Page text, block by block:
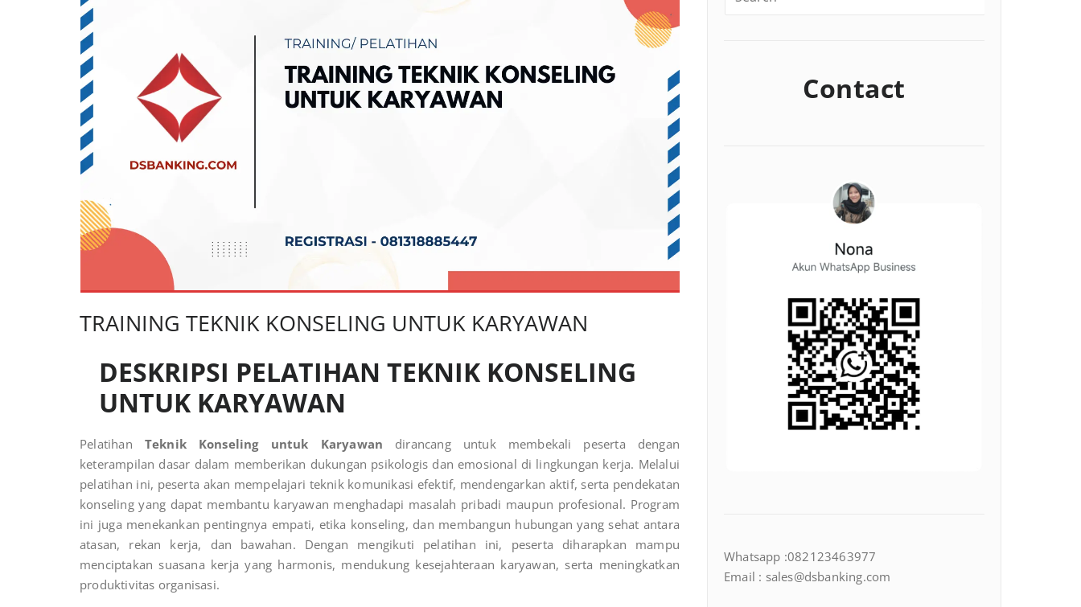
TRAINING TEKNIK KONSELING UNTUK KARYAWAN
DESKRIPSI PELATIHAN TEKNIK KONSELING
UNTUK KARYAWAN
Pelatihan Teknik Konseling untuk Karyawan dirancang untuk membekali peserta dengan
keterampilan dasar dalam memberikan dukungan psikologis dan emosional di lingkungan kerja. Melalui
pelatihan ini, peserta akan mempelajari teknik komunikasi efektif, mendengarkan aktif, serta pendekatan
konseling yang dapat membantu karyawan menghadapi masalah pribadi maupun profesional. Program
ini juga menekankan pentingnya empati, etika konseling, dan membangun hubungan yang sehat antara
atasan, rekan kerja, dan bawahan. Dengan mengikuti pelatihan ini, peserta diharapkan mampu
menciptakan suasana kerja yang harmonis, mendukung kesejahteraan karyawan, serta meningkatkan
produktivitas organisasi.
Contact
Whatsapp :082123463977
Email : sales@dsbanking.com